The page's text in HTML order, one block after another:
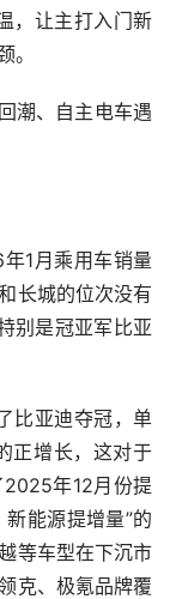
，让主打入门新
。
潮、自主电车遇
1月乘用车销量
长城的位次没有
别是冠亚军比亚
比亚迪夺冠，单
正增长，这对于
年12月份提
能源提增量”的
等车型在下沉市
克、极氪品牌覆